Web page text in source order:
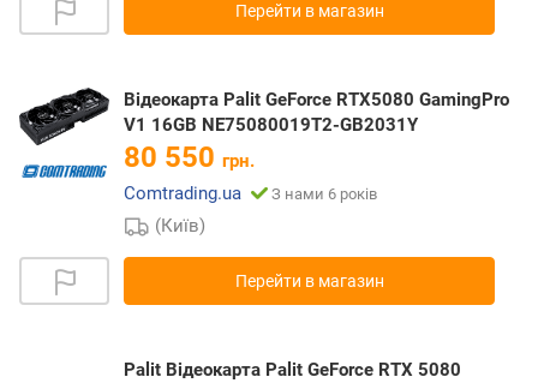
Перейти в магазин
Відеокарта Palit GeForce RTX5080 GamingPro
V1 16GB NE75080019T2-GB2031Y
80 550 грн.
Comtrading.ua
З нами 6 років
(Київ)
Перейти в магазин
Palit Відеокарта Palit GeForce RTX 5080